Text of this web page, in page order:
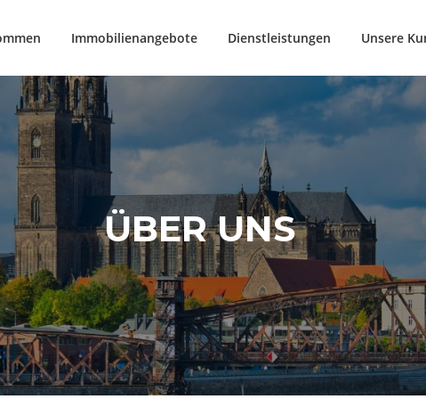
Immobilienangebote Dienstleistungen Unsere
ÜBER UNS